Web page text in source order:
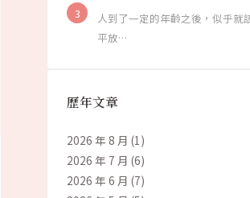
人到了一定的年齡之後，似乎就
平放…
歷年文章
2026 年 8 月 (1)
2026 年 7 月 (6)
2026 年 6 月 (7)